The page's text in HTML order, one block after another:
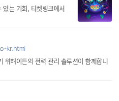
는 기회, 티켓링크에서
kr.html
위해이튼의 전력 관리 솔루션이 함께합니